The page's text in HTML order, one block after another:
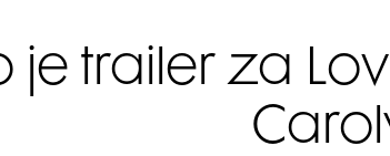
je trailer za